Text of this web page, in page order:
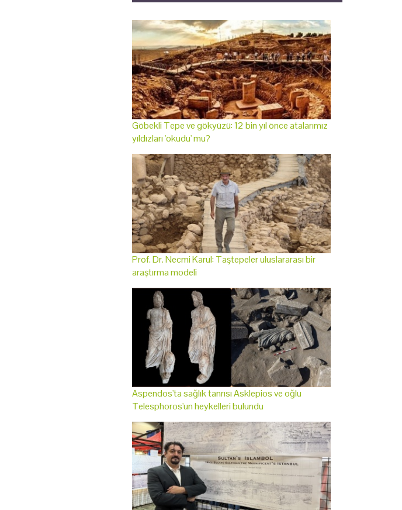
Göbekli Tepe ve gökyüzü: 12 bin yıl önce atalarımız
yıldızları 'okudu' mu?
Prof. Dr. Necmi Karul: Taştepeler uluslararası bir
araştırma modeli
Aspendos'ta sağlık tanrısı Asklepios ve oğlu
Telesphoros'un heykelleri bulundu